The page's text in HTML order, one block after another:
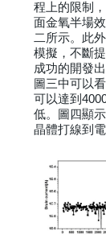
程上的限制
面金氧半場
二所示。此
模擬，不斷
成功的開發
圖三中可以
可以達到
低。圖四顯
晶體打線到電